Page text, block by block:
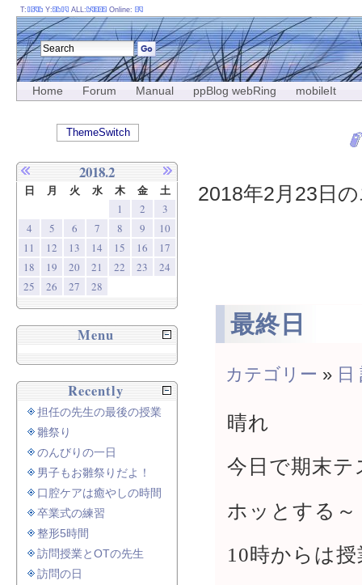
Home Forum Manual ppBlog webRing mobileIt
2018年2月23日
最終日
カテゴリー » 日
晴れ
今日で期末
ホッとする～
10時からは授
T: Y: ALL: Online:
ThemeSwitch
2018.2
日 月 火 水 木 金 土
1 2
3
4
5 6 7 8 9
10
11
12 13 14 15 16
17
18
19 20 21 22 23
24
25
26 27 28
Menu
Recently
担任の先生の最後の授業
雛祭り
のんびりの一日
男子もお雛祭りだよ！
口腔ケアは癒やしの時間
卒業式の練習
整形5時間
訪問授業とOTの先生
訪問の日